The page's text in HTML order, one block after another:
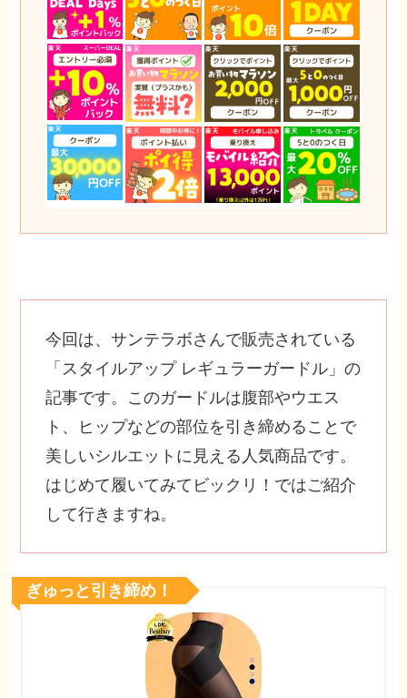
今回は、サンテラボさんで販売されている
「スタイルアップ レギュラーガードル」の
記事です。このガードルは腹部やウエス
ト、ヒップなどの部位を引き締めることで
美しいシルエットに見える人気商品です。
はじめて履いてみてビックリ！ではご紹介
して行きますね。
ぎゅっと引き締め！